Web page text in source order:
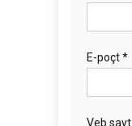
E-poçt*
Veb sayt